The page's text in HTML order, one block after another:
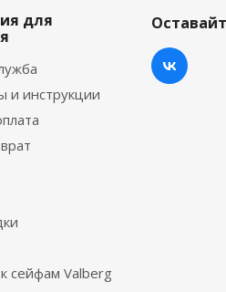
для
и инструкции
сейфам Valberg